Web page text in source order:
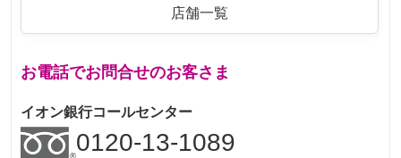
店舗一覧
お電話でお問合せのお客さま
イオン銀行コールセンター
0120-13-1089